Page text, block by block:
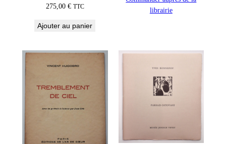
275,00 € TTC
Ajouter au panier
librairie